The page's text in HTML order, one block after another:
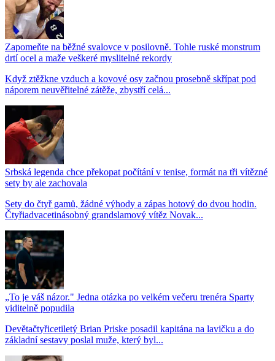
Zapomeňte na běžné svalovce v posilovně. Tohle ruské monstrum
drtí ocel a maže veškeré myslitelné rekordy
Když ztěžkne vzduch a kovové osy začnou prosebně skřípat pod
náporem neuvěřitelné zátěže, zbystří celá...
Srbská legenda chce překopat počítání v tenise, formát na tři vítězné
sety by ale zachovala
Sety do čtyř gamů, žádné výhody a zápas hotový do dvou hodin.
Čtyřiadvacetinásobný grandslamový vítěz Novak...
„To je váš názor." Jedna otázka po velkém večeru trenéra Sparty
viditelně popudila
Devětačtyřicetiletý Brian Priske posadil kapitána na lavičku a do
základní sestavy poslal muže, který byl...